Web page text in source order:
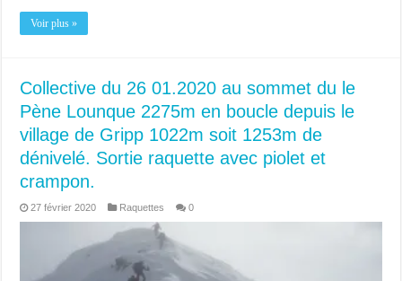
Voir plus »
Collective du 26 01.2020 au sommet du le
Pène Lounque 2275m en boucle depuis le
village de Gripp 1022m soit 1253m de
dénivelé. Sortie raquette avec piolet et
crampon.
27 février 2020 Raquettes 0